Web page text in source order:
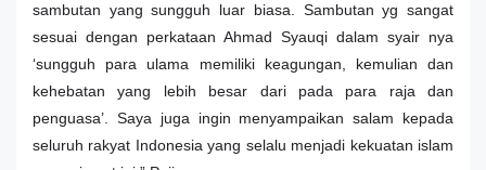
sambutan yang sungguh luar biasa. Sambutan yg sangat
sesuai dengan perkataan Ahmad Syauqi dalam syair nya
‘sungguh para ulama memiliki keagungan, kemulian dan
kehebatan yang lebih besar dari pada para raja dan
penguasa’. Saya juga ingin menyampaikan salam kepada
seluruh rakyat Indonesia yang selalu menjadi kekuatan islam